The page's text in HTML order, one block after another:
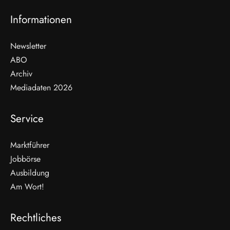
Informationen
Newsletter
ABO
Archiv
Mediadaten 2026
Service
Marktführer
Jobbörse
Ausbildung
Am Wort!
Rechtliches